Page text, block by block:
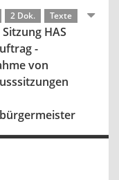
2 Dok. Texte
HAS
-
von